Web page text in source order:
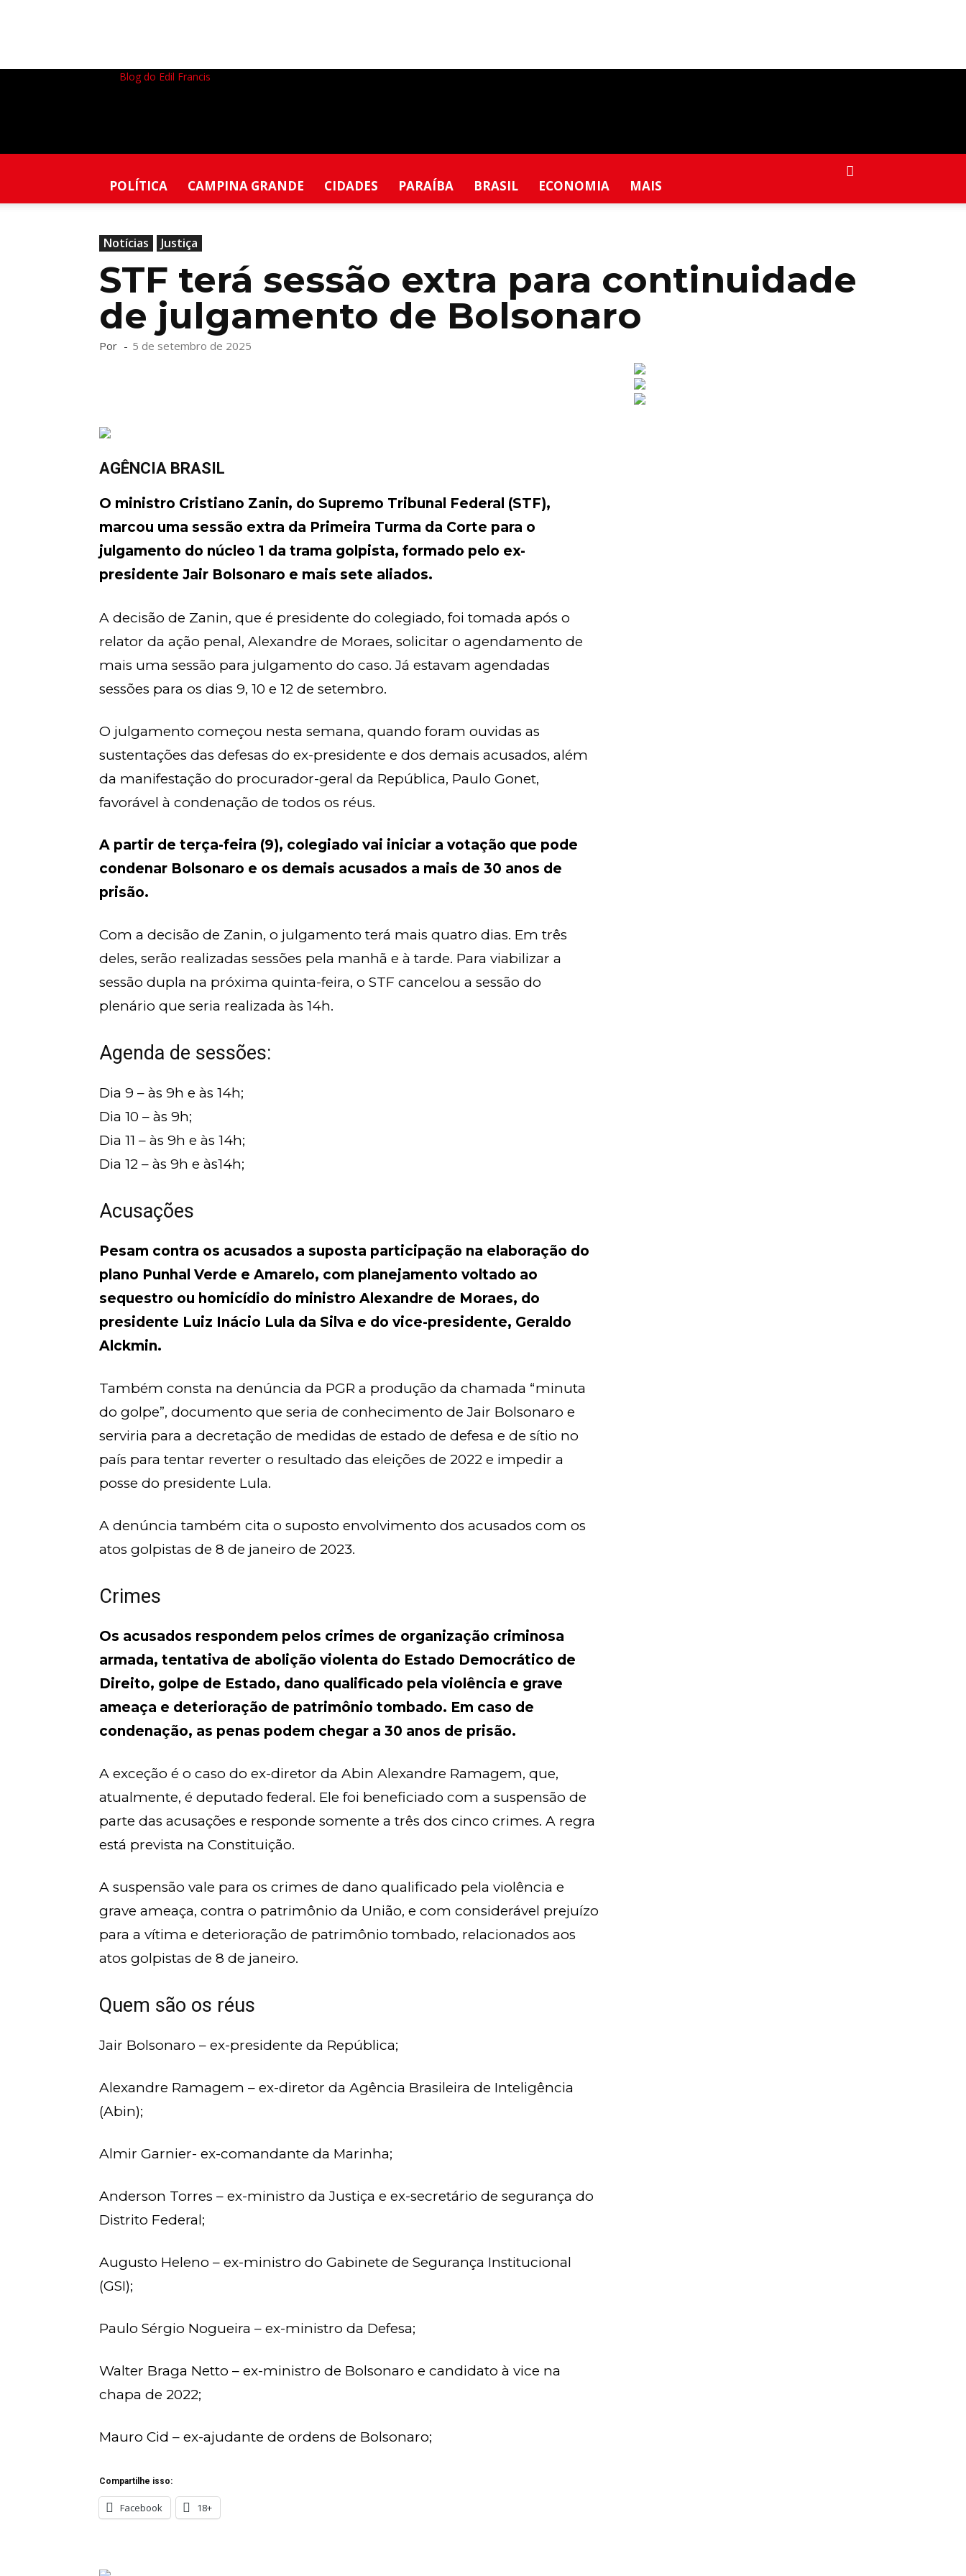
Blog do Edil Francis
POLÍTICA CAMPINA GRANDE CIDADES PARAÍBA BRASIL ECONOMIA MAIS
Notícias Justiça
STF terá sessão extra para continuidade
de julgamento de Bolsonaro
Por - 5 de setembro de 2025
AGÊNCIA BRASIL
O ministro Cristiano Zanin, do Supremo Tribunal Federal (STF),
marcou uma sessão extra da Primeira Turma da Corte para o
julgamento do núcleo 1 da trama golpista, formado pelo ex-
presidente Jair Bolsonaro e mais sete aliados.
A decisão de Zanin, que é presidente do colegiado, foi tomada após o
relator da ação penal, Alexandre de Moraes, solicitar o agendamento de
mais uma sessão para julgamento do caso. Já estavam agendadas
sessões para os dias 9, 10 e 12 de setembro.
O julgamento começou nesta semana, quando foram ouvidas as
sustentações das defesas do ex-presidente e dos demais acusados, além
da manifestação do procurador-geral da República, Paulo Gonet,
favorável à condenação de todos os réus.
A partir de terça-feira (9), colegiado vai iniciar a votação que pode
condenar Bolsonaro e os demais acusados a mais de 30 anos de
prisão.
Com a decisão de Zanin, o julgamento terá mais quatro dias. Em três
deles, serão realizadas sessões pela manhã e à tarde. Para viabilizar a
sessão dupla na próxima quinta-feira, o STF cancelou a sessão do
plenário que seria realizada às 14h.
Agenda de sessões:
Dia 9 – às 9h e às 14h;
Dia 10 – às 9h;
Dia 11 – às 9h e às 14h;
Dia 12 – às 9h e às14h;
Acusações
Pesam contra os acusados a suposta participação na elaboração do
plano Punhal Verde e Amarelo, com planejamento voltado ao
sequestro ou homicídio do ministro Alexandre de Moraes, do
presidente Luiz Inácio Lula da Silva e do vice-presidente, Geraldo
Alckmin.
Também consta na denúncia da PGR a produção da chamada “minuta
do golpe”, documento que seria de conhecimento de Jair Bolsonaro e
serviria para a decretação de medidas de estado de defesa e de sítio no
país para tentar reverter o resultado das eleições de 2022 e impedir a
posse do presidente Lula.
A denúncia também cita o suposto envolvimento dos acusados com os
atos golpistas de 8 de janeiro de 2023.
Crimes
Os acusados respondem pelos crimes de organização criminosa
armada, tentativa de abolição violenta do Estado Democrático de
Direito, golpe de Estado, dano qualificado pela violência e grave
ameaça e deterioração de patrimônio tombado. Em caso de
condenação, as penas podem chegar a 30 anos de prisão.
A exceção é o caso do ex-diretor da Abin Alexandre Ramagem, que,
atualmente, é deputado federal. Ele foi beneficiado com a suspensão de
parte das acusações e responde somente a três dos cinco crimes. A regra
está prevista na Constituição.
A suspensão vale para os crimes de dano qualificado pela violência e
grave ameaça, contra o patrimônio da União, e com considerável prejuízo
para a vítima e deterioração de patrimônio tombado, relacionados aos
atos golpistas de 8 de janeiro.
Quem são os réus
Jair Bolsonaro – ex-presidente da República;
Alexandre Ramagem – ex-diretor da Agência Brasileira de Inteligência
(Abin);
Almir Garnier- ex-comandante da Marinha;
Anderson Torres – ex-ministro da Justiça e ex-secretário de segurança do
Distrito Federal;
Augusto Heleno – ex-ministro do Gabinete de Segurança Institucional
(GSI);
Paulo Sérgio Nogueira – ex-ministro da Defesa;
Walter Braga Netto – ex-ministro de Bolsonaro e candidato à vice na
chapa de 2022;
Mauro Cid – ex-ajudante de ordens de Bolsonaro;
Compartilhe isso:
Facebook 18+